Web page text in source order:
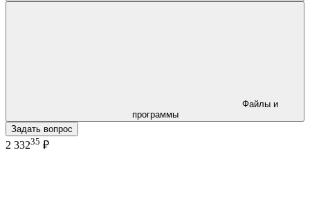
программы
Задать вопрос
2 33235 ₽